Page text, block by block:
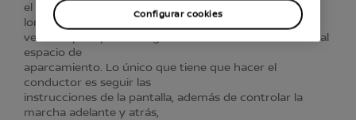
el coche. Solo requiere 76 cm de espacio adicional a la
longitud del
vehículo para poder dirigir el coche automáticamente al
espacio de
aparcamiento. Lo único que tiene que hacer el
conductor es seguir las
instrucciones de la pantalla, además de controlar la
marcha adelante y atrás,
Configurar cookies